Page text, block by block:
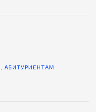
АБИТУРИЕНТАМ